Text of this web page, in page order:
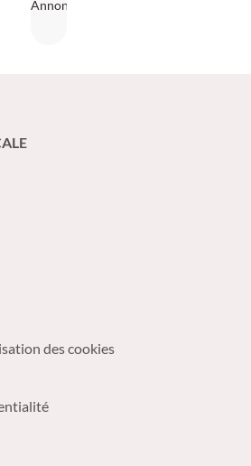
des cookies